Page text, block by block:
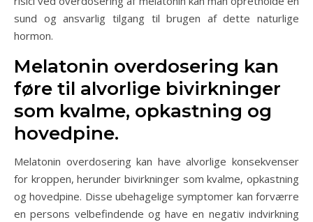
sund og ansvarlig tilgang til brugen af dette naturlige
hormon.
Melatonin overdosering kan
føre til alvorlige bivirkninger
som kvalme, opkastning og
hovedpine.
Melatonin overdosering kan have alvorlige konsekvenser
for kroppen, herunder bivirkninger som kvalme, opkastning
og hovedpine. Disse ubehagelige symptomer kan forværre
en persons velbefindende og have en negativ indvirkning